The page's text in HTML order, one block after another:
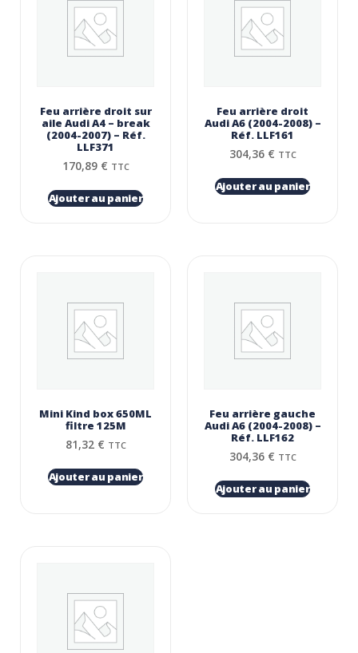
Feu arrière droit sur
aile Audi A4 – break
(2004-2007) – Réf.
LLF371
170,89 € TTC
Ajouter au panier
Feu arrière droit
Audi A6 (2004-2008) –
Réf. LLF161
304,36 € TTC
Ajouter au panier
Mini Kind box 650ML
filtre 125Μ
81,32 € TTC
Ajouter au panier
Feu arrière gauche
Audi A6 (2004-2008) –
Réf. LLF162
304,36 € TTC
Ajouter au panier